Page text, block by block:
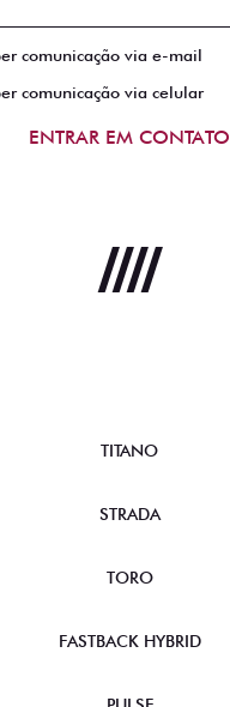
comunicação via e-mail
comunicação via celular
ENTRAR EM CONTATO
TITANO
STRADA
TORO
FASTBACK HYBRID